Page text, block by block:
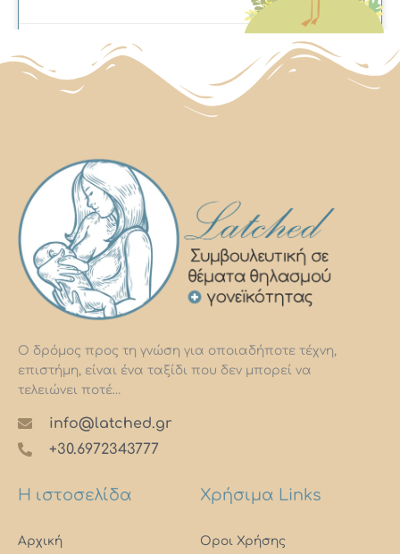
23/06/2022
Ο δρόμος προς τη γνώση για οποιαδήποτε τέχνη,
επιστήμη, είναι ένα ταξίδι που δεν μπορεί να
τελειώνει ποτέ…
info@latched.gr
+30.6972343777
Η ιστοσελίδα
Αρχική
Χρήσιμα Links
Οροι Χρήσης